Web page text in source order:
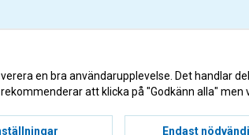
en bra användarupplevelse. Det
att klicka på "Godkänn alla" men
Endast